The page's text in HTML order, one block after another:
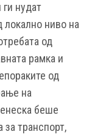
нудат
локално ниво на
од
рамка и
од
на
беше
за транспорт,